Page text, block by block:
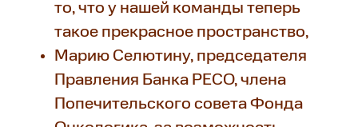
то, что у нашей команды теперь
такое прекрасное пространство,
Марию Селютину, председателя
Правления Банка РЕСО, члена
Попечительского совета Фонда